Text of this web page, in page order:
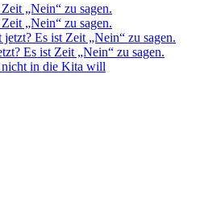
„Nein“ zu sagen.
„Nein“ zu sagen.
jetzt? Es ist Zeit „Nein“ zu sagen.
Es ist Zeit „Nein“ zu sagen.
in die Kita will